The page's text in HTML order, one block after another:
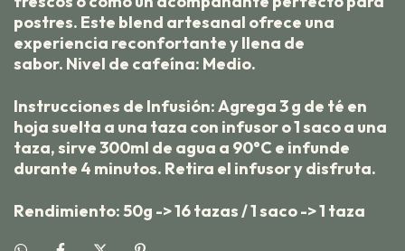
postres. Este blend artesanal ofrece una
experiencia reconfortante y llena de
sabor. Nivel de cafeína: Medio.
Instrucciones de Infusión:Agrega 3 g de té en
hoja suelta a una taza con infusor o 1 saco a una
taza, sirve 300ml de agua a 90°C e infunde
durante 4 minutos. Retira el infusor y disfruta.
Rendimiento:50g -> 16 tazas / 1 saco -> 1 taza